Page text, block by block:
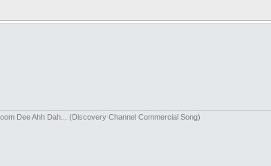
Dee Ahh Dah... (Discovery Channel Commercial Song)